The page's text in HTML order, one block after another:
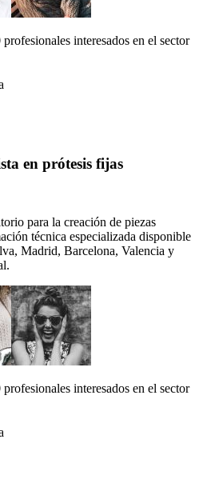
interesados en el sector
en prótesis fijas
para la creación de piezas
técnica especializada disponible
Madrid, Barcelona, Valencia y
interesados en el sector